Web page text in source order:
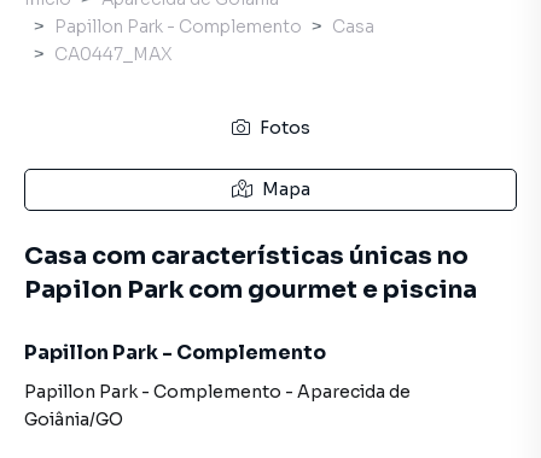
Papillon Park - Complemento
Casa
CA0447_MAX
Fotos
Mapa
Casa com características únicas no
Papilon Park com gourmet e piscina
Papillon Park - Complemento
Papillon Park - Complemento - Aparecida de
Goiânia/GO